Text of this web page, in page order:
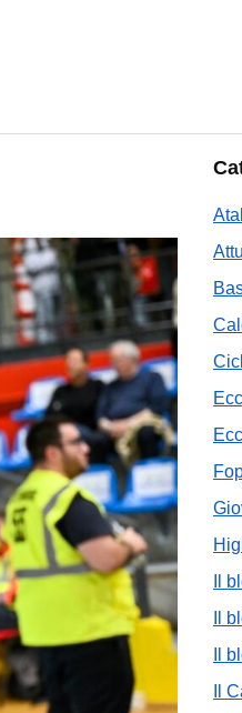
Il
Il
Il
Il